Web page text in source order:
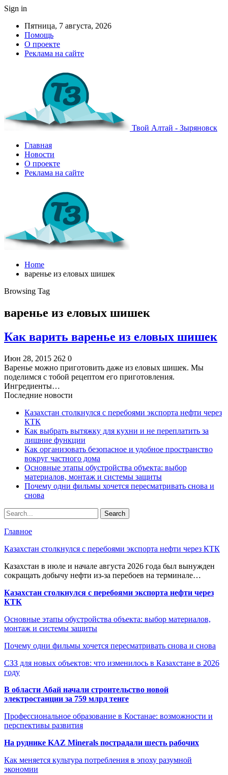
Sign in
Пятница, 7 августа, 2026
Помощь
О проекте
Реклама на сайте
Твой Алтай - Зыряновск
Главная
Новости
О проекте
Реклама на сайте
Home
варенье из еловых шишек
Browsing Tag
варенье из еловых шишек
Как варить варенье из еловых шишек
Июн 28, 2015 262 0
Варенье можно приготовить даже из еловых шишек. Мы
поделимся с тобой рецептом его приготовления.
Ингредиенты…
Последние новости
Казахстан столкнулся с перебоями экспорта нефти через
КТК
Как выбрать вытяжку для кухни и не переплатить за
лишние функции
Как организовать безопасное и удобное пространство
вокруг частного дома
Основные этапы обустройства объекта: выбор
материалов, монтаж и системы защиты
Почему одни фильмы хочется пересматривать снова и
снова
Главное
Казахстан столкнулся с перебоями экспорта нефти через КТК
Казахстан в июле и начале августа 2026 года был вынужден
сокращать добычу нефти из-за перебоев на терминале…
Казахстан столкнулся с перебоями экспорта нефти через
КТК
Основные этапы обустройства объекта: выбор материалов,
монтаж и системы защиты
Почему одни фильмы хочется пересматривать снова и снова
СЗЗ для новых объектов: что изменилось в Казахстане в 2026
году
В области Абай начали строительство новой
электростанции за 759 млрд тенге
Профессиональное образование в Костанае: возможности и
перспективы развития
На руднике KAZ Minerals пострадали шесть рабочих
Как меняется культура потребления в эпоху разумной
экономии